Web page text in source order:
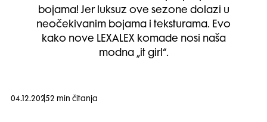
bojama! Jer luksuz ove sezone dolazi u
neočekivanim bojama i teksturama. Evo
kako nove LEXALEX komade nosi naša
modna „it girl“.
04.12.20252 min čitanja